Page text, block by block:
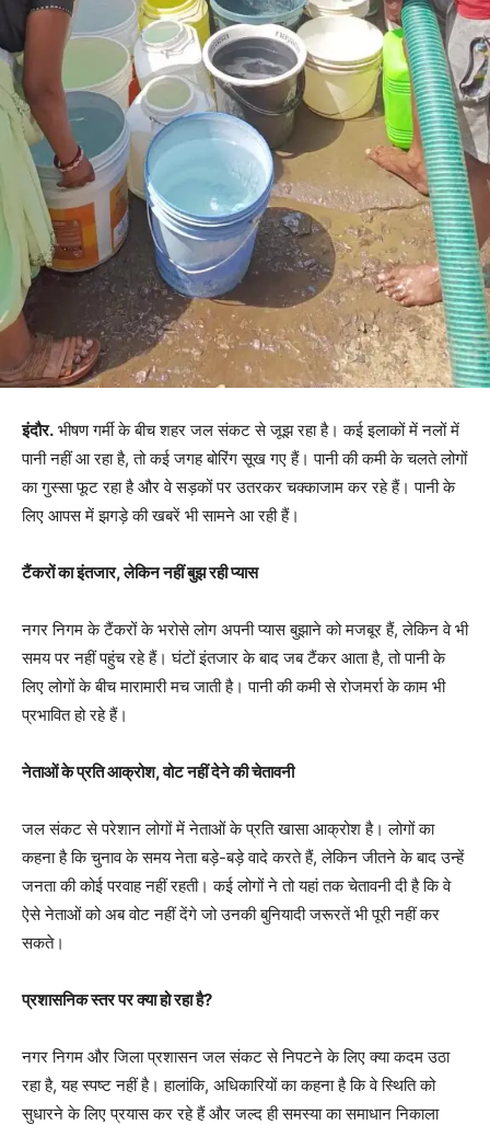
इंदौर. भीषण गर्मी के बीच शहर जल संकट से जूझ रहा है। कई इलाकों में नलों में
पानी नहीं आ रहा है, तो कई जगह बोरिंग सूख गए हैं। पानी की कमी के चलते लोगों
का गुस्सा फूट रहा है और वे सड़कों पर उतरकर चक्काजाम कर रहे हैं। पानी के
लिए आपस में झगड़े की खबरें भी सामने आ रही हैं।
टैंकरों का इंतजार, लेकिन नहीं बुझ रही प्यास
नगर निगम के टैंकरों के भरोसे लोग अपनी प्यास बुझाने को मजबूर हैं, लेकिन वे भी
समय पर नहीं पहुंच रहे हैं। घंटों इंतजार के बाद जब टैंकर आता है, तो पानी के
लिए लोगों के बीच मारामारी मच जाती है। पानी की कमी से रोजमर्रा के काम भी
प्रभावित हो रहे हैं।
नेताओं के प्रति आक्रोश, वोट नहीं देने की चेतावनी
जल संकट से परेशान लोगों में नेताओं के प्रति खासा आक्रोश है। लोगों का
कहना है कि चुनाव के समय नेता बड़े-बड़े वादे करते हैं, लेकिन जीतने के बाद उन्हें
जनता की कोई परवाह नहीं रहती। कई लोगों ने तो यहां तक चेतावनी दी है कि वे
ऐसे नेताओं को अब वोट नहीं देंगे जो उनकी बुनियादी जरूरतें भी पूरी नहीं कर
सकते।
प्रशासनिक स्तर पर क्या हो रहा है?
नगर निगम और जिला प्रशासन जल संकट से निपटने के लिए क्या कदम उठा
रहा है, यह स्पष्ट नहीं है। हालांकि, अधिकारियों का कहना है कि वे स्थिति को
सुधारने के लिए प्रयास कर रहे हैं और जल्द ही समस्या का समाधान निकाला